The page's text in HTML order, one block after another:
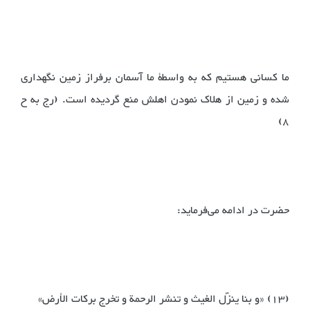
ما کسانی هستیم که به واسطۀ ما آسمان برفراز زمین نگهداری
شده و زمین از هلاک نمودن اهلش منع گردیده است. (رج به ح
8)
حضرت در ادامه می‌فرماید:
(13) «و بنا ینزّل الغیث و تنشر الرحمة و تخرج برکات الأرض»